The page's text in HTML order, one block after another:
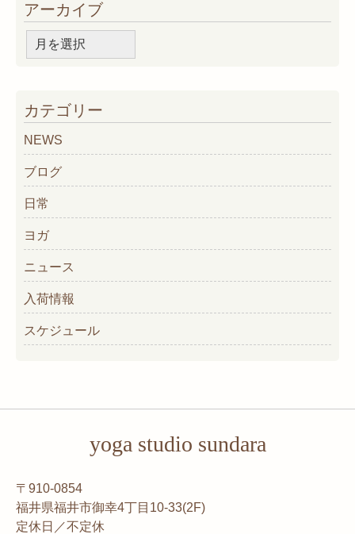
アーカイブ
ー
ブ
カテゴリー
NEWS
ブログ
日常
ヨガ
ニュース
入荷情報
スケジュール
yoga studio sundara
〒910-0854
福井県福井市御幸4丁目10-33(2F)
定休日／不定休